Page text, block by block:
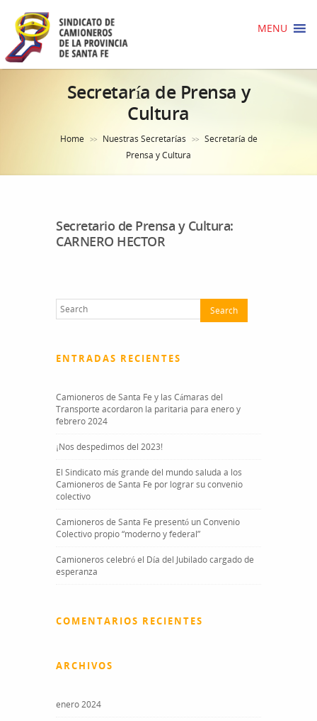
MENU
Secretaría de Prensa y
Cultura
Home >> Nuestras Secretarías >>
Secretaría de
Prensa y Cultura
Secretario de Prensa y Cultura:
CARNERO HECTOR
ENTRADAS RECIENTES
Camioneros de Santa Fe y las Cámaras del
Transporte acordaron la paritaria para enero y
febrero 2024
¡Nos despedimos del 2023!
El Sindicato más grande del mundo saluda a los
Camioneros de Santa Fe por lograr su convenio
colectivo
Camioneros de Santa Fe presentó un Convenio
Colectivo propio “moderno y federal”
Camioneros celebró el Día del Jubilado cargado de
esperanza
COMENTARIOS RECIENTES
ARCHIVOS
enero 2024